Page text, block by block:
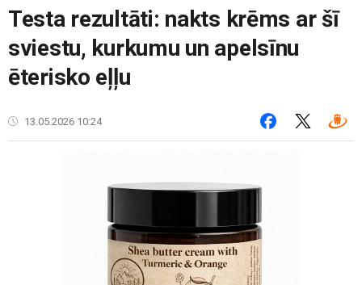
Testa rezultāti: nakts krēms ar šī
sviestu, kurkumu un apelsīnu
ēterisko eļļu
13.05.2026 10:24